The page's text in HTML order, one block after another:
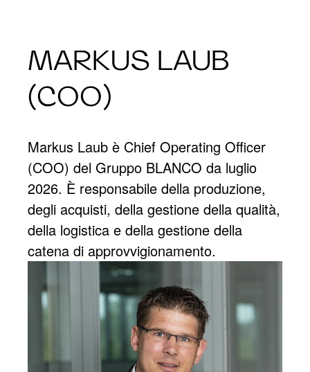
MARKUS LAUB
(COO)
Markus Laub è Chief Operating Officer
(COO) del Gruppo BLANCO da luglio
2026. È responsabile della produzione,
degli acquisti, della gestione della qualità,
della logistica e della gestione della
catena di approvvigionamento.